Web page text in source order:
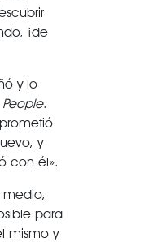
¡de
y lo
People.
y
con él».
medio,
para
mismo y